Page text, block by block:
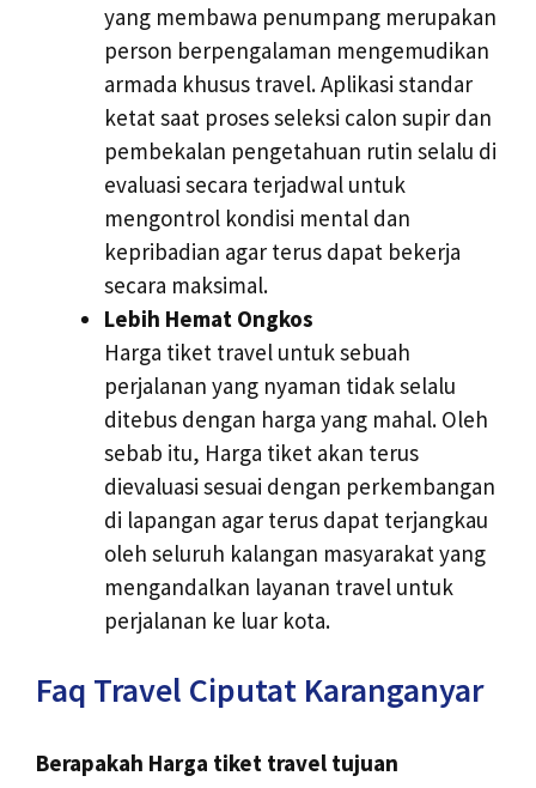
yang membawa penumpang merupakan
person berpengalaman mengemudikan
armada khusus travel. Aplikasi standar
ketat saat proses seleksi calon supir dan
pembekalan pengetahuan rutin selalu di
evaluasi secara terjadwal untuk
mengontrol kondisi mental dan
kepribadian agar terus dapat bekerja
secara maksimal.
Lebih Hemat Ongkos
Harga tiket travel untuk sebuah
perjalanan yang nyaman tidak selalu
ditebus dengan harga yang mahal. Oleh
sebab itu, Harga tiket akan terus
dievaluasi sesuai dengan perkembangan
di lapangan agar terus dapat terjangkau
oleh seluruh kalangan masyarakat yang
mengandalkan layanan travel untuk
perjalanan ke luar kota.
Faq Travel Ciputat Karanganyar
Berapakah Harga tiket travel tujuan